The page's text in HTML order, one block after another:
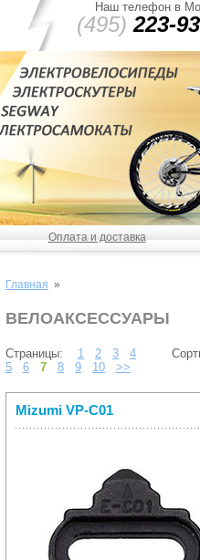
Наш телефон в
(495) 223-
Оплата и доставка
Главная »
ВЕЛОАКСЕССУАРЫ
Страницы: 1 2 3
4
5
6 7 8 9 10 >>
Mizumi VP-C01